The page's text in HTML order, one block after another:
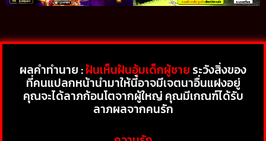
ผลคำทำนาย :ฝันเห็นฝันอุ้มเด็กผู้ชาย ระวังสิ่งของ
ที่คนแปลกหน้านำมาให้นี้อาจมีเจตนาอื่นแฝงอยู่
คุณจะได้ลาภก้อนโตจากผู้ใหญ่ คุณมีเกณฑ์ได้รับ
ลาภผลจากคนรัก